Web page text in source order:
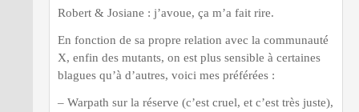
Robert & Josiane : j’avoue, ça m’a fait rire.
En fonction de sa propre relation avec la communauté
X, enfin des mutants, on est plus sensible à certaines
blagues qu’à d’autres, voici mes préférées :
– Warpath sur la réserve (c’est cruel, et c’est très juste),